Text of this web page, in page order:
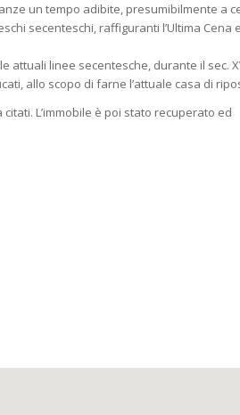
un tempo adibite, presumibilmente a
secenteschi, raffiguranti l’Ultima Cena
linee secentesche, durante il sec.
allo scopo di farne l’attuale casa di
L’immobile è poi stato recuperato ed